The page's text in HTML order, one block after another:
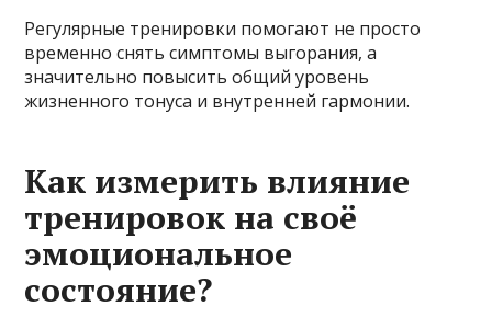
Регулярные тренировки помогают не просто
временно снять симптомы выгорания, а
значительно повысить общий уровень
жизненного тонуса и внутренней гармонии.
Как измерить влияние
тренировок на своё
эмоциональное
состояние?